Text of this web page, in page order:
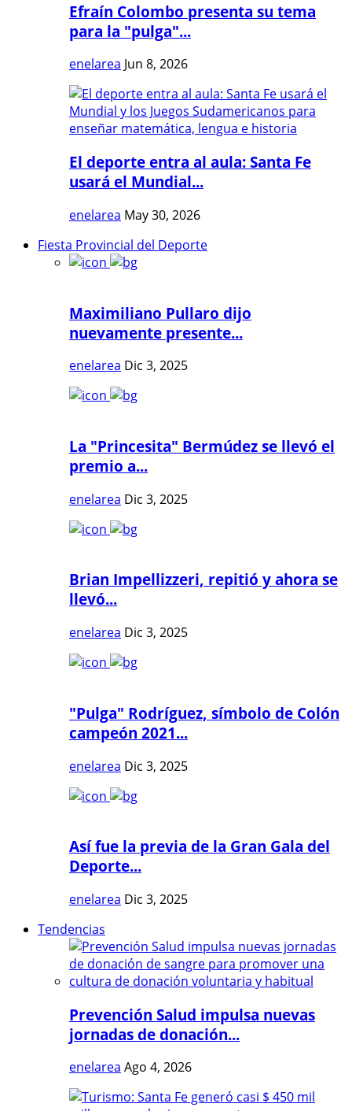
Efraín Colombo presenta su tema
para la "pulga"...
enelarea Jun 8, 2026
El deporte entra al aula: Santa Fe
usará el Mundial...
enelarea May 30, 2026
Fiesta Provincial del Deporte
Maximiliano Pullaro dijo
nuevamente presente...
enelarea Dic 3, 2025
La "Princesita" Bermúdez se llevó el
premio a...
enelarea Dic 3, 2025
Brian Impellizzeri, repitió y ahora se
llevó...
enelarea Dic 3, 2025
"Pulga" Rodríguez, símbolo de Colón
campeón 2021...
enelarea Dic 3, 2025
Así fue la previa de la Gran Gala del
Deporte...
enelarea Dic 3, 2025
Tendencias
Prevención Salud impulsa nuevas
jornadas de donación...
enelarea Ago 4, 2026